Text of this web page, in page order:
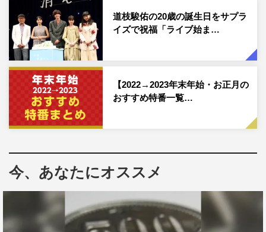
き、このたび第3弾となる新作エピソードの放送が決定し
た。
道枝駿佑の20歳の誕生日をサプラ
イズで祝福「ライブ始ま…
【2022→2023年末年始・お正月の
おすすめ特番一覧…
今、あなたにオススメ